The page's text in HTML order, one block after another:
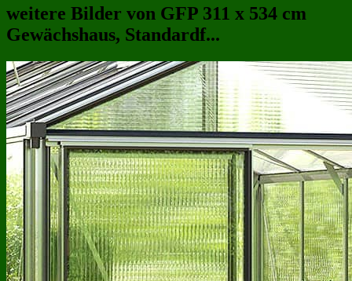
weitere Bilder von GFP 311 x 534 cm
Gewächshaus, Standardf...